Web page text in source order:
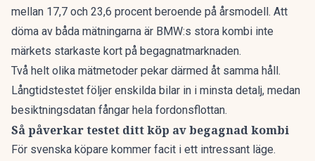
mellan 17,7 och 23,6 procent beroende på årsmodell. Att
döma av båda mätningarna är BMW:s stora kombi inte
märkets starkaste kort på begagnatmarknaden.
Två helt olika mätmetoder pekar därmed åt samma håll.
Långtidstestet följer enskilda bilar in i minsta detalj, medan
besiktningsdatan fångar hela fordonsflottan.
Så påverkar testet ditt köp av begagnad kombi
För svenska köpare kommer facit i ett intressant läge.